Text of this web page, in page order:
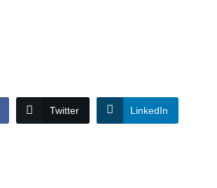
Twitter LinkedIn